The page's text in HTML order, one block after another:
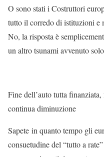
O sono stati i Costruttori
tutto il corredo di istituzioni e
No, la risposta è
un altro tsunami avvenuto
Fine dell’auto tutta
continua diminuzione
Sapete in quanto tempo gli
consuetudine del “tutto a